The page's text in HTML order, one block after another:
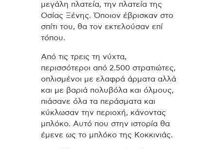
μεγάλη πλατεία, την πλατεία της
Οσίας Ξένης. Όποιον έβρισκαν στο
σπίτι του, θα τον εκτελούσαν επί
τόπου.
Από τις τρεις τη νύχτα,
περισσότεροι από 2.500 στρατιώτες,
οπλισμένοι με ελαφρά άρματα αλλά
και με βαριά πολυβόλα και όλμους,
πιάσανε όλα τα περάσματα και
κύκλωσαν την περιοχή, κάνοντας
μπλόκο. Αυτό που στην ιστορία θα
έμενε ως το μπλόκο της Κοκκινιάς.